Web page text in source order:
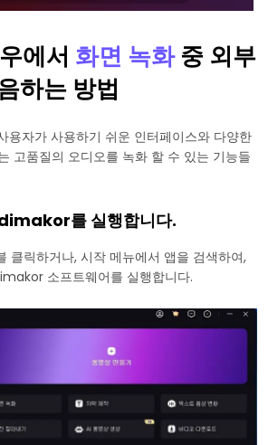
에서 화면 녹화중 외부
하는 방법
용자가 사용하기 쉬운 인터페이스와 다양한
고품질의 오디오를 녹화 할 수 있는 기능들
를 실행합니다.
클릭하거나, 시작 메뉴에서 앱을 검색하여,
소프트웨어를 실행합니다.